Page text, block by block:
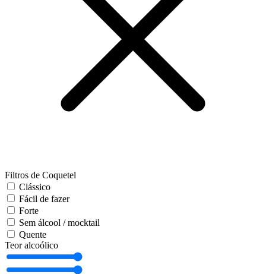
Filtros de Coquetel
Clássico
Fácil de fazer
Forte
Sem álcool / mocktail
Quente
Teor alcoólico